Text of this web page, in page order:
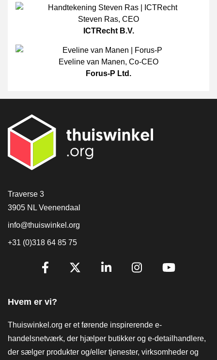
Steven Ras, CEO
ICTRecht B.V.
Eveline van Manen, Co-CEO
Forus-P Ltd.
[_General:Contact]
Traverse 3
3905 NL Veenendaal
info@thuiswinkel.org
+31 (0)318 64 85 75
[_General:SocialMediaTitle]
Hvem er vi?
Thuiswinkel.org er et førende inspirerende e-
handelsnetværk, der hjælper butikker og e-detailhandlere,
der sælger produkter og/eller tjenester, virksomheder og